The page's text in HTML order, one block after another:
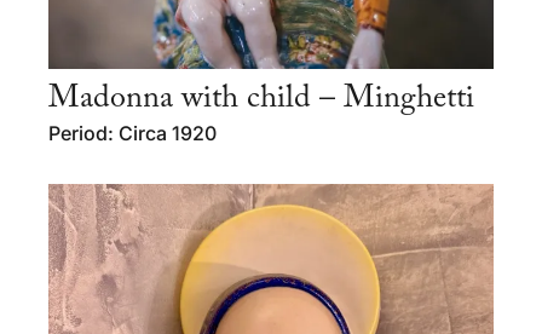
Madonna with child – Minghetti
Period: Circa 1920